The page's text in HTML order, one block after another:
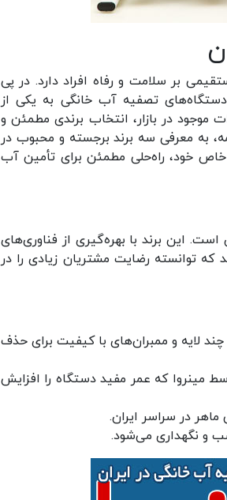
بر سلامت و رفاه افراد دارد. در پی
تصفیه آب خانگی به یکی از
موجود در بازار، انتخاب برندی مطمئن و
به معرفی سه برند برجسته و محبوب در
خاص خود، راه‌حلی مطمئن برای تأمین آب
این برند با بهره‌گیری از فناوری‌های
که توانسته رضایت مشتریان زیادی را در
لایه و ممبران‌های با کیفیت برای حذف
مینروا که عمر مفید دستگاه را افزایش
در سراسر ایران.
و نگهداری می‌شود.